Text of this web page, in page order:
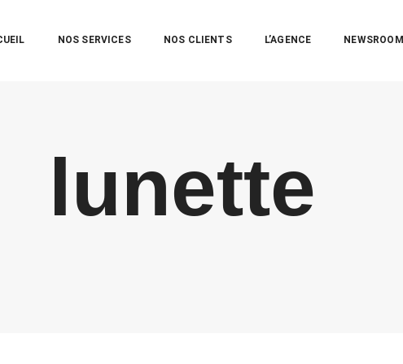
NOS SERVICES NOS CLIENTS L’AGENCE NEWSROOM
lunette